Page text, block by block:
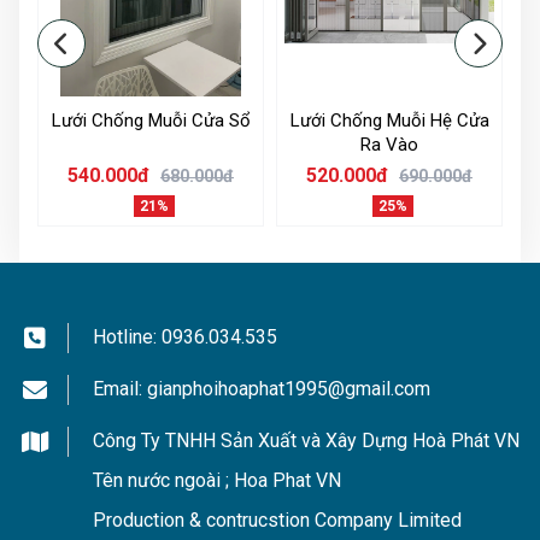
Lưới Chống Muỗi Cửa Sổ
540.000đ 680.000đ
21%
Lưới Chống Muỗi Hệ Cửa
Ra Vào
520.000đ 690.000đ
25%
Hotline: 0936.034.535
Email: gianphoihoaphat1995@gmail.com
Công Ty TNHH Sản Xuất và Xây Dựng Hoà Phát VN
Tên nước ngoài ; Hoa Phat VN
Production & contrucstion Company Limited